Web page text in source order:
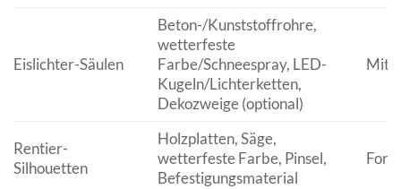
Eislichter-Säulen
Beton-/Kunststoffrohre,
wetterfeste
Farbe/Schneespray, LED-
Kugeln/Lichterketten,
Dekozweige (optional)
Rentier-
Silhouetten
Holzplatten, Säge,
wetterfeste Farbe, Pinsel,
Befestigungsmaterial